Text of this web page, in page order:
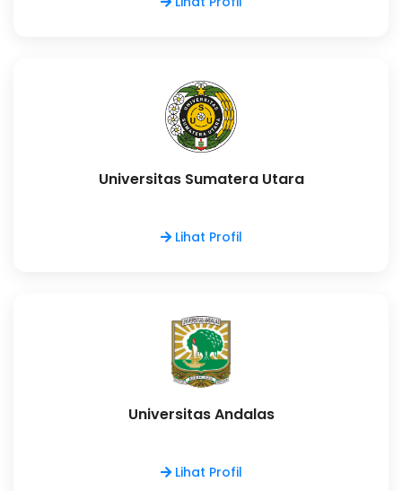
Universitas Sumatera Utara
Lihat Profil
Universitas Andalas
Lihat Profil